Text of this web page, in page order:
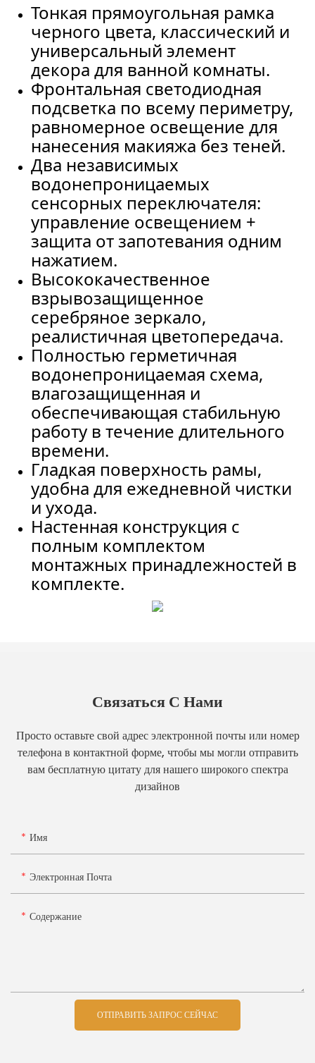
Тонкая прямоугольная рамка
черного цвета, классический и
универсальный элемент
декора для ванной комнаты.
Фронтальная светодиодная
подсветка по всему периметру,
равномерное освещение для
нанесения макияжа без теней.
Два независимых
водонепроницаемых
сенсорных переключателя:
управление освещением +
защита от запотевания одним
нажатием.
Высококачественное
взрывозащищенное
серебряное зеркало,
реалистичная цветопередача.
Полностью герметичная
водонепроницаемая схема,
влагозащищенная и
обеспечивающая стабильную
работу в течение длительного
времени.
Гладкая поверхность рамы,
удобна для ежедневной чистки
и ухода.
Настенная конструкция с
полным комплектом
монтажных принадлежностей в
комплекте.
Связаться С Нами
Просто оставьте свой адрес электронной почты или номер
телефона в контактной форме, чтобы мы могли отправить
вам бесплатную цитату для нашего широкого спектра
дизайнов
Имя
Электронная Почта
Содержание
ОТПРАВИТЬ ЗАПРОС СЕЙЧАС